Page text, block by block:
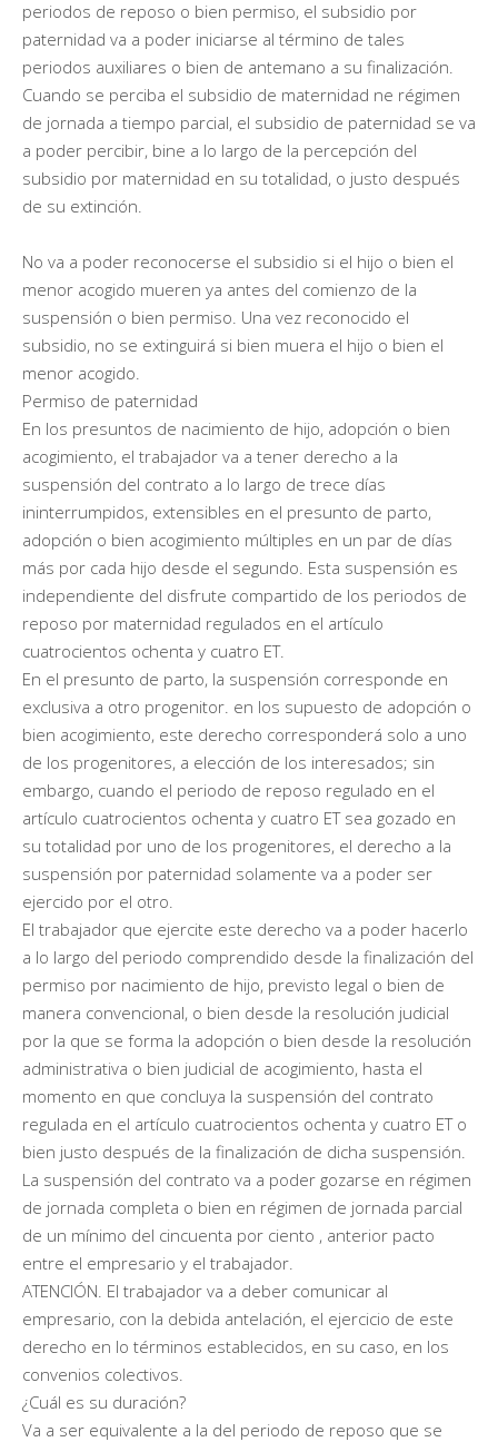
periodos de reposo o bien permiso, el subsidio por
paternidad va a poder iniciarse al término de tales
periodos auxiliares o bien de antemano a su finalización.
Cuando se perciba el subsidio de maternidad ne régimen
de jornada a tiempo parcial, el subsidio de paternidad se va
a poder percibir, bine a lo largo de la percepción del
subsidio por maternidad en su totalidad, o justo después
de su extinción.
No va a poder reconocerse el subsidio si el hijo o bien el
menor acogido mueren ya antes del comienzo de la
suspensión o bien permiso. Una vez reconocido el
subsidio, no se extinguirá si bien muera el hijo o bien el
menor acogido.
Permiso de paternidad
En los presuntos de nacimiento de hijo, adopción o bien
acogimiento, el trabajador va a tener derecho a la
suspensión del contrato a lo largo de trece días
ininterrumpidos, extensibles en el presunto de parto,
adopción o bien acogimiento múltiples en un par de días
más por cada hijo desde el segundo. Esta suspensión es
independiente del disfrute compartido de los periodos de
reposo por maternidad regulados en el artículo
cuatrocientos ochenta y cuatro ET.
En el presunto de parto, la suspensión corresponde en
exclusiva a otro progenitor. en los supuesto de adopción o
bien acogimiento, este derecho corresponderá solo a uno
de los progenitores, a elección de los interesados; sin
embargo, cuando el periodo de reposo regulado en el
artículo cuatrocientos ochenta y cuatro ET sea gozado en
su totalidad por uno de los progenitores, el derecho a la
suspensión por paternidad solamente va a poder ser
ejercido por el otro.
El trabajador que ejercite este derecho va a poder hacerlo
a lo largo del periodo comprendido desde la finalización del
permiso por nacimiento de hijo, previsto legal o bien de
manera convencional, o bien desde la resolución judicial
por la que se forma la adopción o bien desde la resolución
administrativa o bien judicial de acogimiento, hasta el
momento en que concluya la suspensión del contrato
regulada en el artículo cuatrocientos ochenta y cuatro ET o
bien justo después de la finalización de dicha suspensión.
La suspensión del contrato va a poder gozarse en régimen
de jornada completa o bien en régimen de jornada parcial
de un mínimo del cincuenta por ciento , anterior pacto
entre el empresario y el trabajador.
ATENCIÓN. El trabajador va a deber comunicar al
empresario, con la debida antelación, el ejercicio de este
derecho en lo términos establecidos, en su caso, en los
convenios colectivos.
¿Cuál es su duración?
Va a ser equivalente a la del periodo de reposo que se